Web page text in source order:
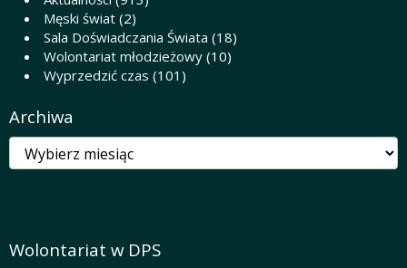
Męski świat (2)
Sala Doświadczania Świata (18)
Wolontariat młodzieżowy (10)
Wyprzedzić czas (101)
Archiwa
Archiwa
Wolontariat w DPS